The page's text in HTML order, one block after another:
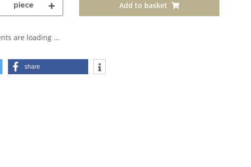
piece Add to basket
are loading ...
share